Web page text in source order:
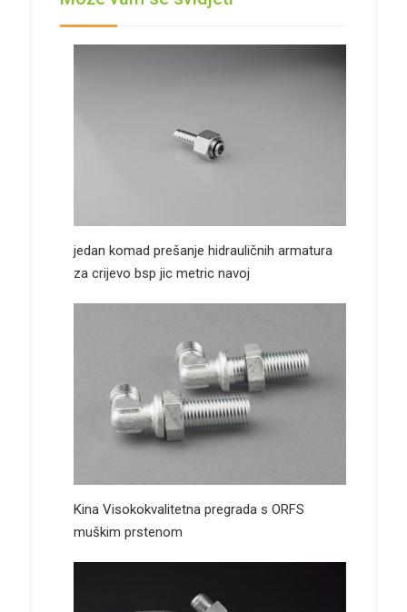
jedan komad prešanje hidrauličnih armatura
za crijevo bsp jic metric navoj
Kina Visokokvalitetna pregrada s ORFS
muškim prstenom